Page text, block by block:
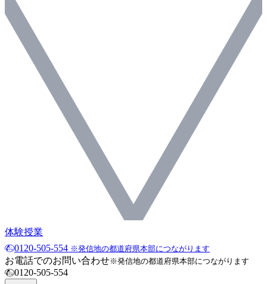
体験授業
0120-505-554 ※発信地の都道府県本部につながります
お電話でのお問い合わせ※発信地の都道府県本部につながります
0120-505-554